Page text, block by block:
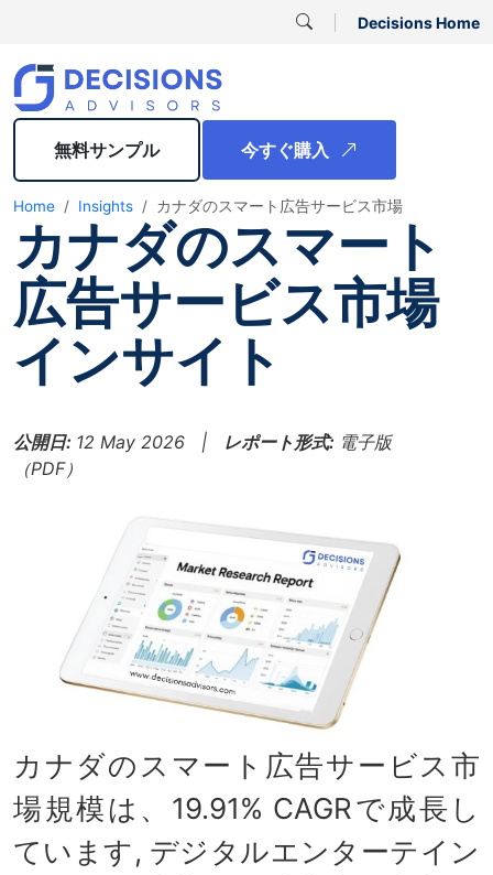
Decisions Home
無料サンプル 今すぐ購入
Home Insights カナダのスマート広告サービス市場
カナダのスマート
広告サービス市場
インサイト
公開日: 12 May 2026 | レポート形式: 電子版
（PDF）
カナダのスマート広告サービス市
場規模は、19.91% CAGRで成長し
ています, デジタルエンターテイン